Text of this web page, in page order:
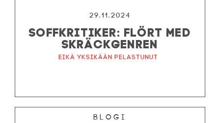
KESÄTEATTERI
YHTEYS
Tietosuojalausunto
29.11.2024
SOFFKRITIKER: FLÖRT MED
SKRÄCKGENREN
Eikä yksikään pelastunut
Blogi